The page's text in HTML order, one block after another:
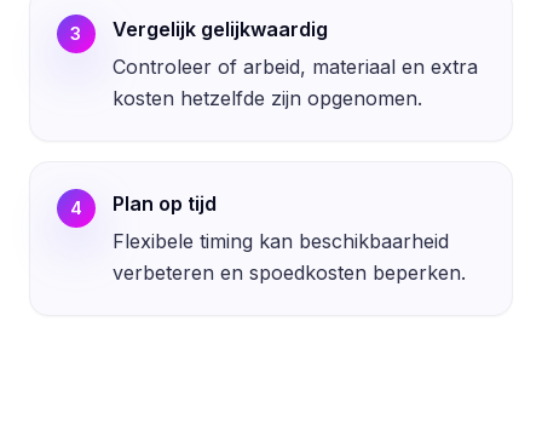
3
Vergelijk gelijkwaardig
Controleer of arbeid, materiaal en extra
kosten hetzelfde zijn opgenomen.
4
Plan op tijd
Flexibele timing kan beschikbaarheid
verbeteren en spoedkosten beperken.